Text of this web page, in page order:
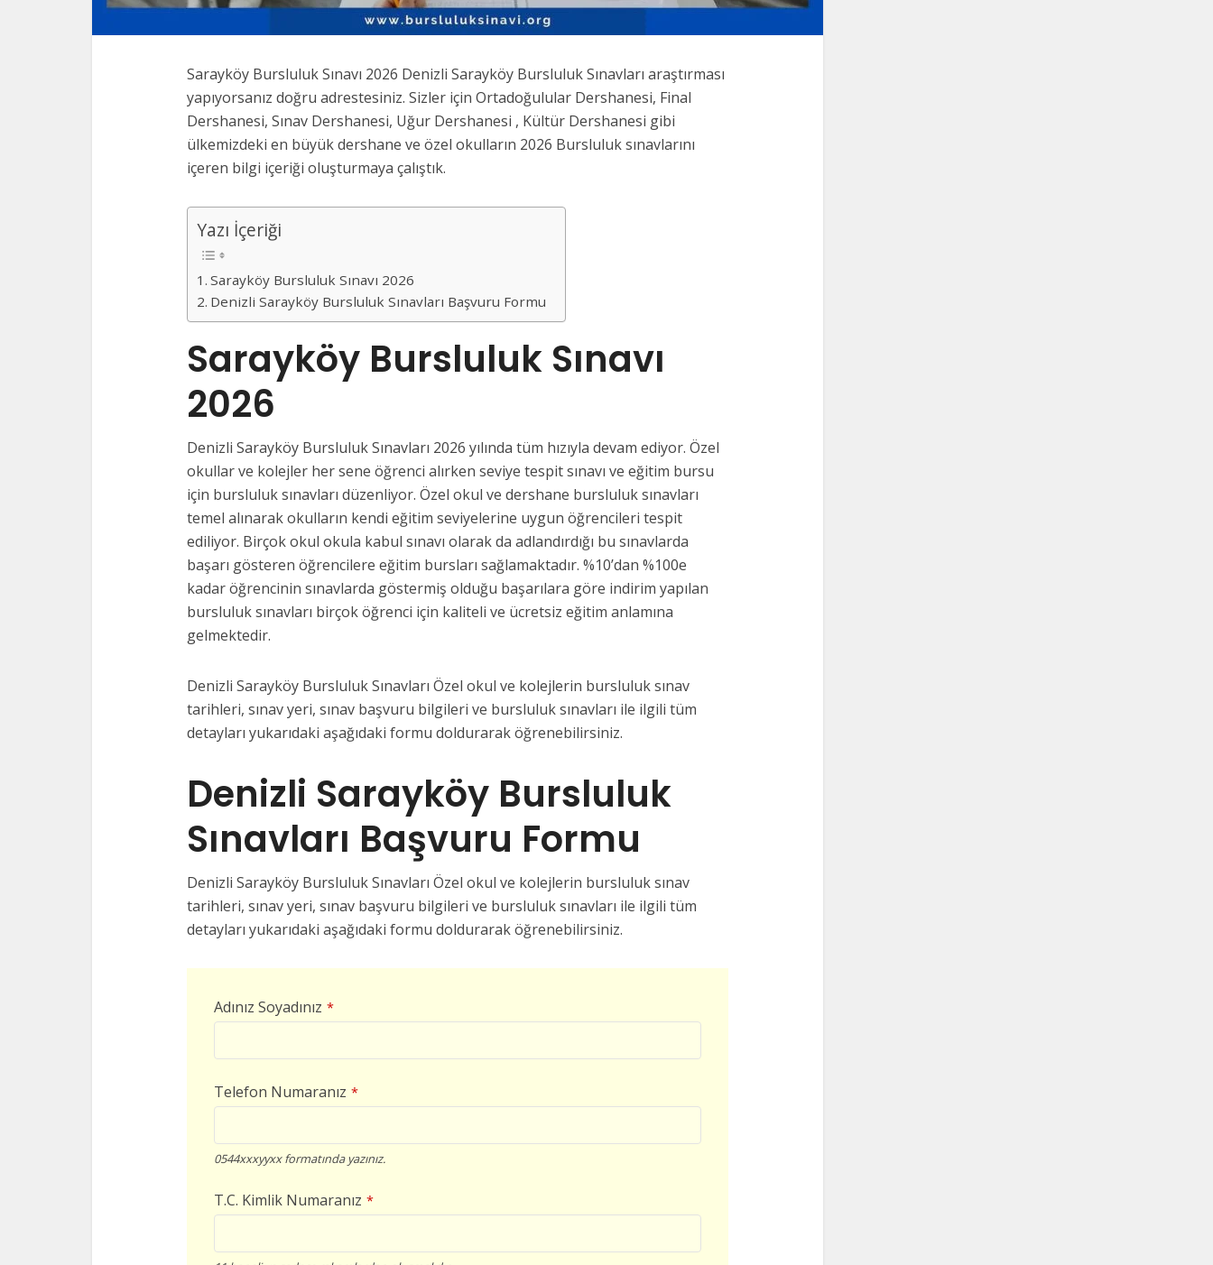
Sarayköy Bursluluk Sınavı 2026 Denizli Sarayköy Bursluluk Sınavları araştırması
yapıyorsanız doğru adrestesiniz. Sizler için Ortadoğulular Dershanesi, Final
Dershanesi, Sınav Dershanesi, Uğur Dershanesi , Kültür Dershanesi gibi
ülkemizdeki en büyük dershane ve özel okulların 2026 Bursluluk sınavlarını
içeren bilgi içeriği oluşturmaya çalıştık.
Yazı İçeriği
Sarayköy Bursluluk Sınavı 2026
Denizli Sarayköy Bursluluk Sınavları Başvuru Formu
Sarayköy Bursluluk Sınavı
2026
Denizli Sarayköy Bursluluk Sınavları 2026 yılında tüm hızıyla devam ediyor. Özel
okullar ve kolejler her sene öğrenci alırken seviye tespit sınavı ve eğitim bursu
için bursluluk sınavları düzenliyor. Özel okul ve dershane bursluluk sınavları
temel alınarak okulların kendi eğitim seviyelerine uygun öğrencileri tespit
ediliyor. Birçok okul okula kabul sınavı olarak da adlandırdığı bu sınavlarda
başarı gösteren öğrencilere eğitim bursları sağlamaktadır. %10’dan %100e
kadar öğrencinin sınavlarda göstermiş olduğu başarılara göre indirim yapılan
bursluluk sınavları birçok öğrenci için kaliteli ve ücretsiz eğitim anlamına
gelmektedir.
Denizli Sarayköy Bursluluk Sınavları Özel okul ve kolejlerin bursluluk sınav
tarihleri, sınav yeri, sınav başvuru bilgileri ve bursluluk sınavları ile ilgili tüm
detayları yukarıdaki aşağıdaki formu doldurarak öğrenebilirsiniz.
Denizli Sarayköy Bursluluk
Sınavları Başvuru Formu
Denizli Sarayköy Bursluluk Sınavları Özel okul ve kolejlerin bursluluk sınav
tarihleri, sınav yeri, sınav başvuru bilgileri ve bursluluk sınavları ile ilgili tüm
detayları yukarıdaki aşağıdaki formu doldurarak öğrenebilirsiniz.
Adınız Soyadınız *
Telefon Numaranız *
0544xxxyyxx formatında yazınız.
T.C. Kimlik Numaranız *